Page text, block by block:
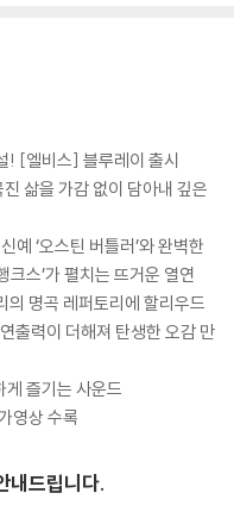
! [엘비스] 블루레이 출시
삶을 가감 없이 담아내 깊은
예 ‘오스틴 버틀러’와 완벽한
크스’가 펼치는 뜨거운 열연
명곡 레퍼토리에 할리우드
출력이 더해져 탄생한 오감 만
즐기는 사운드
영상 수록
드립니다.